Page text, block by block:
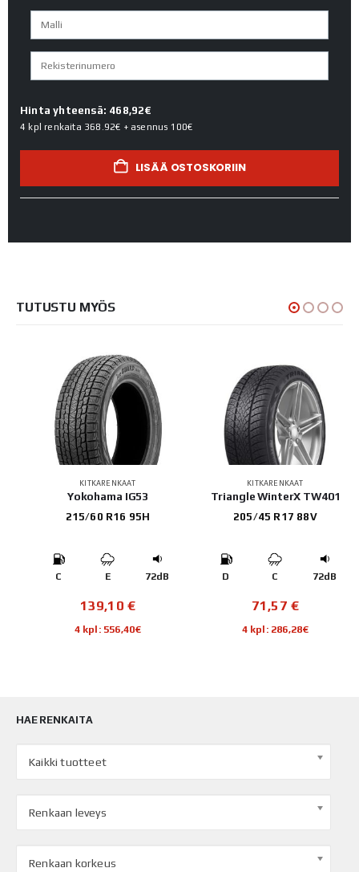
Hinta yhteensä: 468,92€
4 kpl renkaita 368.92€ + asennus 100€
LISÄÄ OSTOSKORIIN
TUTUSTU MYÖS
KITKARENKAAT
Yokohama IG53
215/60 R16 95H
C E 72dB
139,10€
4 kpl: 556,40€
KITKARENKAAT
Triangle WinterX TW401
205/45 R17 88V
D C 72dB
71,57 €
4 kpl: 286,28€
HAE RENKAITA
Kaikki tuotteet
Renkaan leveys
Renkaan korkeus